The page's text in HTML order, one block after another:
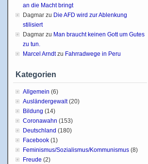
an die Macht bringt
Dagmar zu Die AFD wird zur Ablenkung
stilisiert
Dagmar zu Man braucht keinen Gott um Gutes
zu tun.
Marcel Arndtzu Fahrradwege in Peru
Kategorien
Allgemein (6)
Ausländergewalt(20)
Bildung (14)
Coronawahn (153)
Deutschland (180)
Facebook (1)
Feminismus/Sozialismus/Kommunismus (8)
Freude (2)